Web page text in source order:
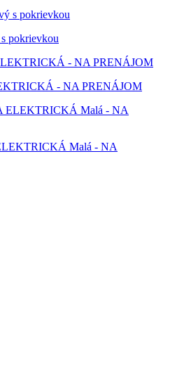
pokrievkou
- NA PRENÁJOM
Malá - NA